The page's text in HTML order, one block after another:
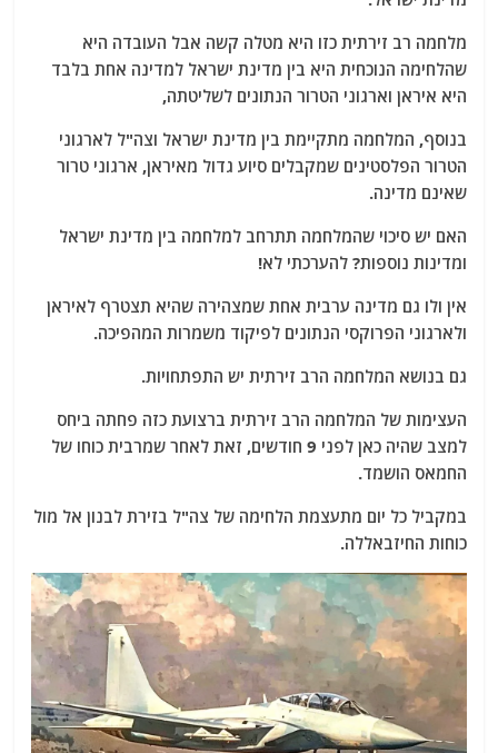
מלחמה רב זירתית כזו היא מטלה קשה אבל העובדה היא
שהלחימה הנוכחית היא בין מדינת ישראל למדינה אחת בלבד
היא איראן וארגוני הטרור הנתונים לשליטתה,
בנוסף, המלחמה מתקיימת בין מדינת ישראל וצה"ל לארגוני
הטרור הפלסטינים שמקבלים סיוע גדול מאיראן, ארגוני טרור
שאינם מדינה.
האם יש סיכוי שהמלחמה תתרחב למלחמה בין מדינת ישראל
ומדינות נוספות? להערכתי לא!
אין ולו גם מדינה ערבית אחת שמצהירה שהיא תצטרף לאיראן
ולארגוני הפרוקסי הנתונים לפיקוד משמרות המהפיכה.
גם בנושא המלחמה הרב זירתית יש התפתחויות.
העצימות של המלחמה הרב זירתית ברצועת כזה פחתה ביחס
למצב שהיה כאן לפני 9 חודשים, זאת לאחר שמרבית כוחו של
החמאס הושמד.
במקביל כל יום מתעצמת הלחימה של צה"ל בזירת לבנון אל מול
כוחות החיזבאללה.